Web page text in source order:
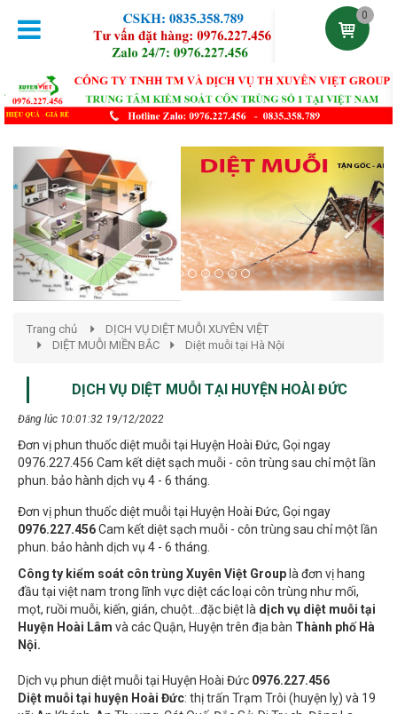
0
Previous Next
DỊCH VỤ DIỆT MUỖI XUYÊN VIỆT
DIỆT MUỖI MIỀN BẮC
Diệt muỗi tại Hà Nội
DỊCH VỤ DIỆT MUỖI TẠI HUYỆN HOÀI ĐỨC
0976.227.456 Cam kết diệt sạch muỗi - côn trùng sau chỉ một lần
phun. bảo hành dịch vụ 4 - 6 tháng.
0976.227.456Cam kết diệt sạch muỗi - côn trùng sau chỉ một lần
phun. bảo hành dịch vụ 4 - 6 tháng.
đầu tại việt nam trong lĩnh vực diệt các loại côn trùng như mối,
mọt, ruồi muỗi, kiến, gián, chuột…đặc biệt làdịch vụ diệt muỗi
HuyệnHoài Lâmvà các Quận, Huyện trên địa bànThành phố Hà
Nội.
Diệt muỗitạihuyện Hoài Đức: thị trấn Trạm Trôi (huyện lỵ) và 19
xã: An Khánh, An Thượng, Cát Quế, Đắc Sở, Di Trạch, Đông La,